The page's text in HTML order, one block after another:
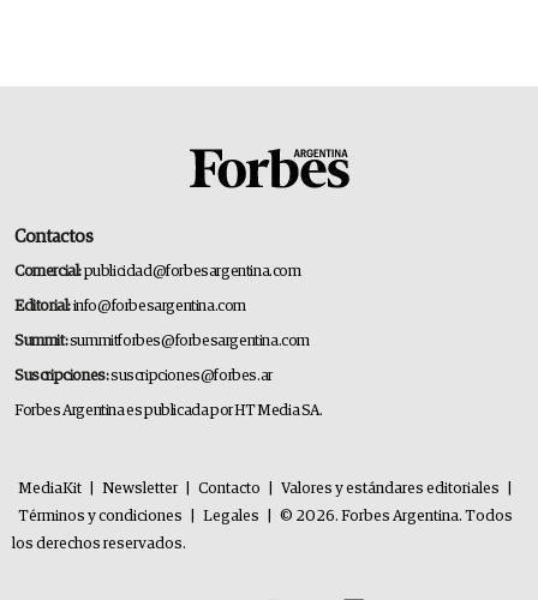
Contactos
Comercial:publicidad@forbesargentina.com
Editorial:info@forbesargentina.com
Summit:summitforbes@forbesargentina.com
Suscripciones:suscripciones@forbes.ar
Forbes Argentina es publicada por HT Media SA.
MediaKit Newsletter Contacto Valores y estándares editoriales
Términos y condiciones
Legales
© 2026. Forbes Argentina. Todos
los derechos reservados.